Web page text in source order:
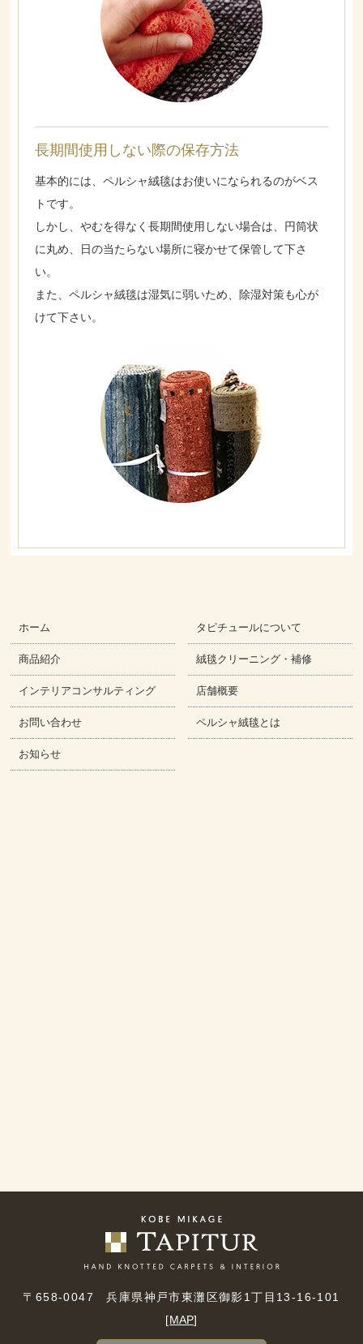
長期間使用しない際の保存方法
基本的には、ペルシャ絨毯はお使いになられるのがベス
トです。
しかし、やむを得なく長期間使用しない場合は、円筒状
に丸め、日の当たらない場所に寝かせて保管して下さ
い。
また、ペルシャ絨毯は湿気に弱いため、除湿対策も心が
けて下さい。
ホーム タピチュールについて
商品紹介 絨毯クリーニング・補修
インテリアコンサルティング 店舗概要
お問い合わせ ペルシャ絨毯とは
お知らせ
〒658-0047 兵庫県神戸市東灘区御影1丁目13-16-101
[MAP]